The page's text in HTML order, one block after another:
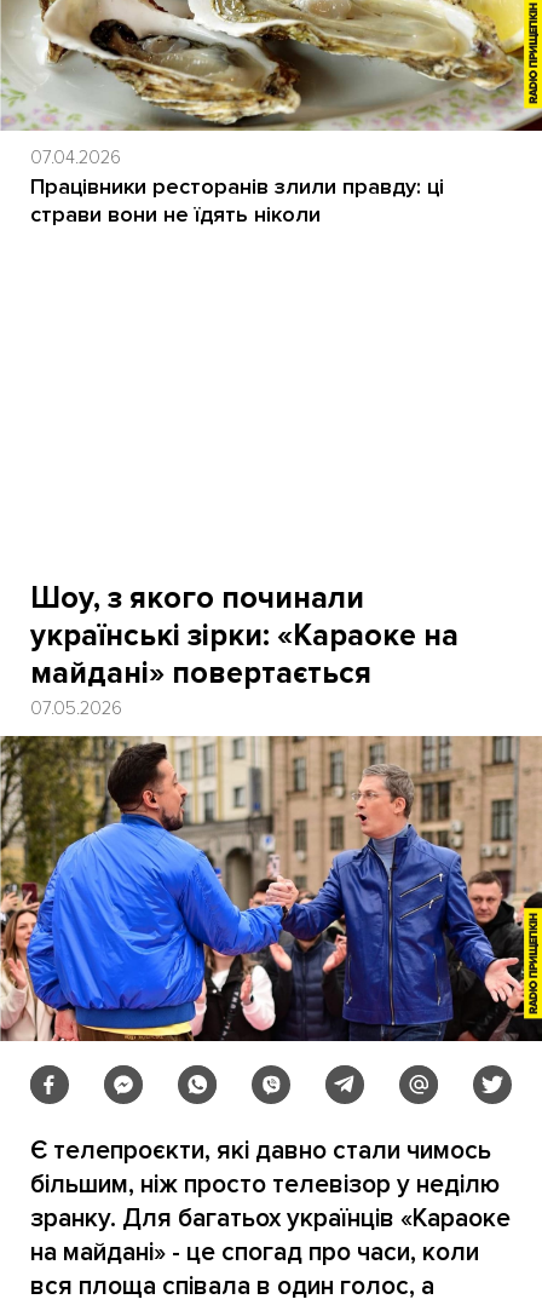
07.04.2026
Працівники ресторанів злили правду: ці
страви вони не їдять ніколи
Шоу, з якого починали
українські зірки: «Караоке на
майдані» повертається
07.05.2026
Є телепроєкти, які давно стали чимось
більшим, ніж просто телевізор у неділю
зранку. Для багатьох українців «Караоке
на майдані» - це спогад про часи, коли
вся площа співала в один голос, а